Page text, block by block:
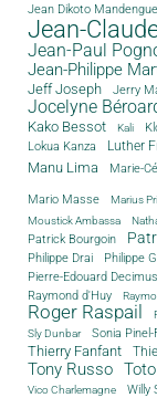
Jean Dikoto Mandengue
Jean-
Jean-Paul
Jean-Philippe
Jeff Joseph Jerry
Jocelyne
Kako Bessot Kali
Lokua Kanza
Luther
Manu Lima Marie-
Mario Masse Marius
Moustick Ambassa
Patrick Bourgoin
Philippe Drai
Philippe
Pierre-Edouard Decimus
Raymond d'Huy
Roger Raspail
Sly Dunbar Sonia Pinel-
Thierry Fanfant
Tony Russo
Vico Charlemagne Willy